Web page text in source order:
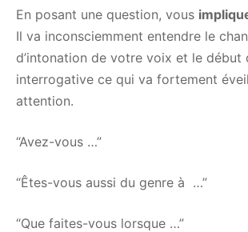
En posant une question, vous
Il va inconsciemment entendre le
d’intonation de votre voix et le début
interrogative ce qui va fortement
attention.
“Avez-vous …”
“Êtes-vous aussi du genre à …”
“Que faites-vous lorsque …”